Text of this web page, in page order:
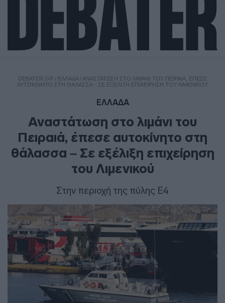
DEBATER.GR / ΕΛΛΑΔΑ/ ΑΝΑΣΤΆΤΩΣΗ ΣΤΟ ΛΙΜΆΝΙ ΤΟΥ ΠΕΙΡΑΙΆ, ΈΠΕΣΕ
ΑΥΤΟΚΊΝΗΤΟ ΣΤΗ ΘΆΛΑΣΣΑ – ΣΕ ΕΞΈΛΙΞΗ ΕΠΙΧΕΊΡΗΣΗ ΤΟΥ ΛΙΜΕΝΙΚΟΎ
ΕΛΛΑΔΑ
Αναστάτωση στο λιμάνι του
Πειραιά, έπεσε αυτοκίνητο στη
θάλασσα – Σε εξέλιξη επιχείρηση
του Λιμενικού
Στην περιοχή της πύλης Ε4